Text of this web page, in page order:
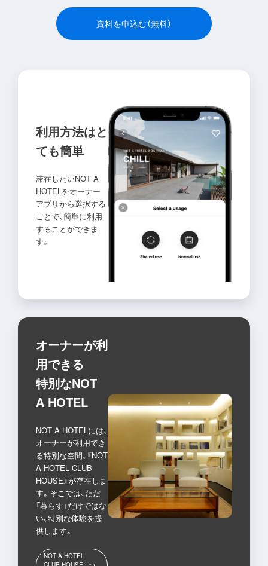
資料を申込む（無料）
利用方法はと
ても簡単
滞在したいNOT A
HOTELをオーナー
アプリから選択する
ことで、簡単に利用
することができま
す。
オーナーが利
用できる
特別なNOT
A HOTEL
NOT A HOTELには、
オーナーが利用でき
る特別な空間、『NOT
A HOTEL CLUB
HOUSE』が存在しま
す。そこでは、ただ
「暮らす」だけではな
い、特別な体験を提
供します。
NOT A HOTEL